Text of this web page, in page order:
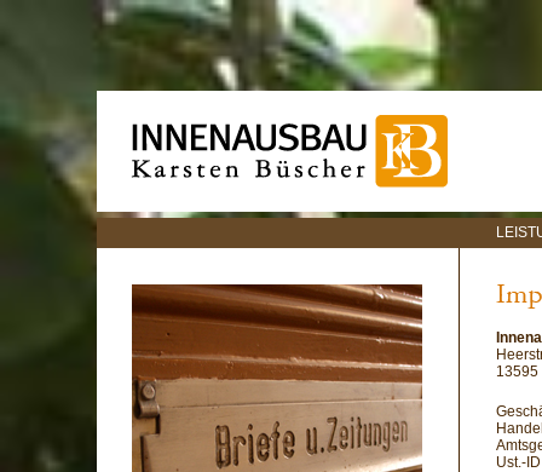
13595
Ust.-